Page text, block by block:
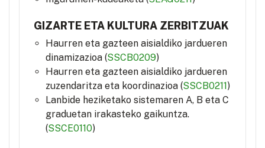
GIZARTE ETA KULTURA ZERBITZUAK
Haurren eta gazteen aisialdiko jardueren
dinamizazioa (SSCB0209)
Haurren eta gazteen aisialdiko jardueren
zuzendaritza eta koordinazioa (SSCB0211 )
Lanbide heziketako sistemaren A, B eta C
graduetan irakasteko gaikuntza.
(SSCE0110)